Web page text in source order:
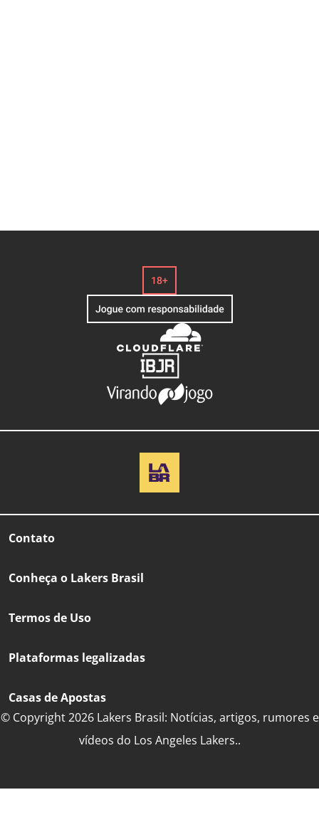
Contato
Conheça o Lakers Brasil
Termos de Uso
Plataformas legalizadas
Casas de Apostas
© Copyright 2026 Lakers Brasil: Notícias, artigos, rumores e
vídeos do Los Angeles Lakers..